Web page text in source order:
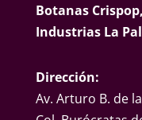
Botanas
Industrias La
Dirección:
Av. Arturo B. de